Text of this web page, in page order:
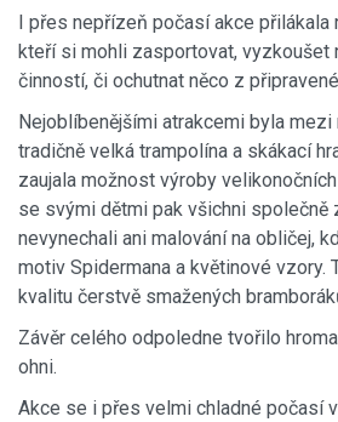
I přes nepřízeň počasí akce přilákala
kteří si mohli zasportovat, vyzkoušet
činností, či ochutnat něco z
Nejoblíbenějšími atrakcemi byla
tradičně velká trampolína a skákací
zaujala možnost výroby
se svými dětmi pak všichni společně
nevynechali ani malování na obličej,
motiv Spidermana a květinové vzory.
kvalitu čerstvě smažených
Závěr celého odpoledne tvořilo
ohni.
Akce se i přes velmi chladné počasí